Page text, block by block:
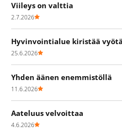
Viileys on valttia
2.7.2026
Hyvinvointialue kiristää
25.6.2026
Yhden äänen enemmistöllä
11.6.2026
Aateluus velvoittaa
4.6.2026